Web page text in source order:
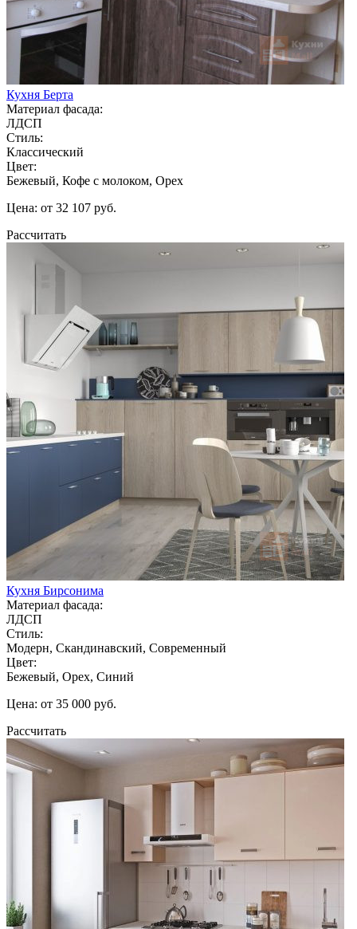
Кухня Берта
Материал фасада:
ЛДСП
Стиль:
Классический
Цвет:
Бежевый, Кофе с молоком, Орех
Цена: от 32 107 руб.
Рассчитать
Кухня Бирсонима
Материал фасада:
ЛДСП
Стиль:
Модерн, Скандинавский, Современный
Цвет:
Бежевый, Орех, Синий
Цена: от 35 000 руб.
Рассчитать